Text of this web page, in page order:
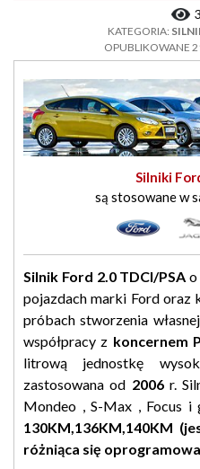
KATEGORIA:
OPUBLIKOWANE
Silniki
są stosowane w
Silnik Ford 2.0 TDCI/PSA o
pojazdach marki Ford oraz
próbach stworzenia
współpracy z koncernem
litrową jednostkę
zastosowana od 2006r.
Mondeo , S-Max , Focus i
130KM,136KM,140KM
różniąca się